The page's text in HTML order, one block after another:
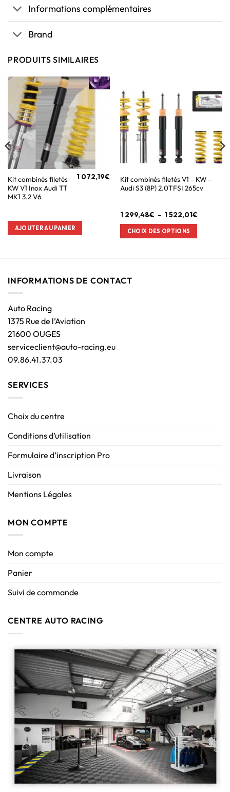
Informations complémentaires
Brand
PRODUITS SIMILAIRES
Kit combinés filetés
KW V1 Inox Audi TT
MK1 3.2 V6
1 072,19€
AJOUTER AU PANIER
Kit combinés filetés V1 – KW –
Audi S3 (8P) 2.0TFSI 265cv
1 299,48€ – 1 522,01€
CHOIX DES OPTIONS
INFORMATIONS DE CONTACT
Auto Racing
1375 Rue de l’Aviation
21600 OUGES
serviceclient@auto-racing.eu
09.86.41.37.03
SERVICES
Choix du centre
Conditions d’utilisation
Formulaire d’inscription Pro
Livraison
Mentions Légales
MON COMPTE
Mon compte
Panier
Suivi de commande
CENTRE AUTO RACING